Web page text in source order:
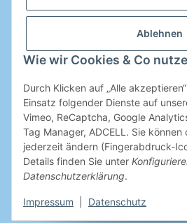
Ablehnen
Wie wir Cookies & Co
Durch Klicken auf „Alle
Einsatz folgender Dienste auf
Vimeo, ReCaptcha, Google
Tag Manager, ADCELL. Sie können
jederzeit ändern (Fingerabdruck-
Details finden Sie unter
Datenschutzerklärung.
Impressum Datenschutz
Shop Service
Informationen
Ihre Entscheidung
SeoSeiten